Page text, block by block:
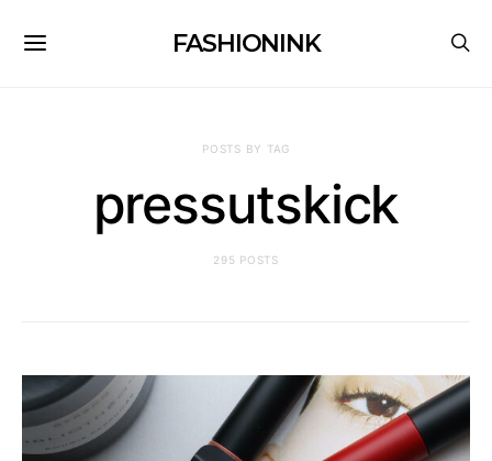
FASHIONINK
POSTS BY TAG
pressutskick
295 POSTS